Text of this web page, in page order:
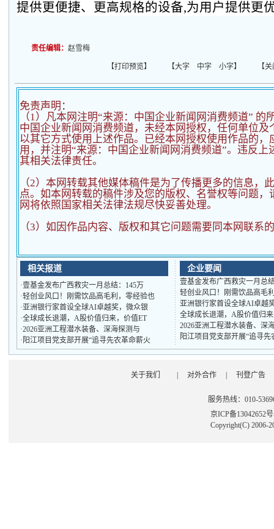
提供更便捷、更高规格的设备,为用户提供更
责任编辑： 赵雪梅
【打印预览】 【大字 中字 小字】 【关
免责声明：
（1）凡本网注明“来源：中国企业新闻网消费频道” 的
中国企业新闻网消费频道，未经本网授权，任何单位及
以其它方式使用上述作品。已经本网授权使用作品的，
用，并注明“来源：中国企业新闻网消费频道”。违反上
其相关法律责任。
（2） 本网转载其他媒体稿件是为了传播更多的信息，
点。如本网转载的稿件涉及您的版权、名誉权等问题，
网将依照国家相关法律法规尽快妥善处理。
（3）如因作品内容、版权和其它问题需要同本网联系
相关报道
·壹基金发布广西救灾一月总结：145万
·轻创业风口！刚需饮品高毛利，零经验也
·亚洲银行家首设全球AI卓越奖，微众银
·全球成长退潮，A股价值归来，价值ET
·2026亚洲工程潜水装备、深海探测与
· 阳江项目党支部开展“追寻先农革命薪火
企业要闻
壹基金发布广西救灾一月总
轻创业风口！刚需饮品高毛
亚洲银行家首设全球AI卓越
全球成长退潮，A股价值归
2026亚洲工程潜水装备、深
阳江项目党支部开展“追寻
关于我们 对外合作 刊登广告
服务热线：010-
京ICP备13042652
Copyright(C) 2006-